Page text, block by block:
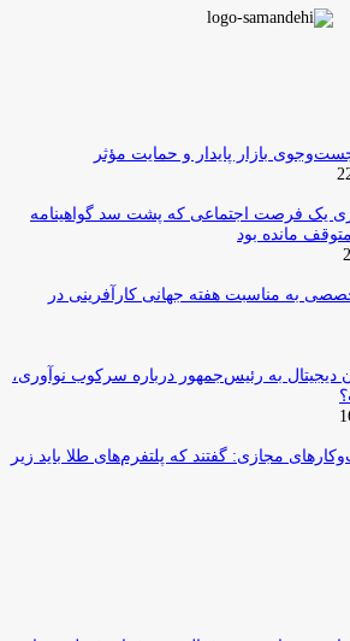
بازار پایدار و حمایت مؤثر
یک فرصت اجتماعی که پشت سد گواهینامه
مانده بود
به مناسبت هفته جهانی کارآفرینی در
دیجیتال به رئیس‌جمهور درباره سرکوب نوآوری،
مجازی: گفتند که پلتفرم‌های طلا باید زیر